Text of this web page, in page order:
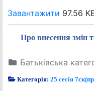
Завантажити 97.56
Про внесення змін
Батьківська
Категорія:25 сесія